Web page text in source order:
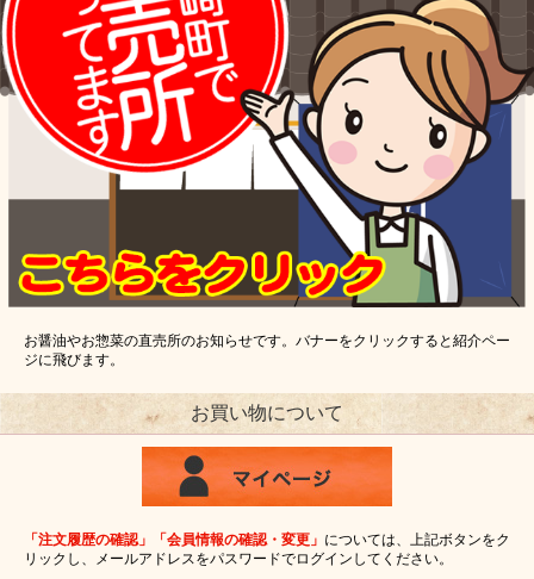
お醤油やお惣菜の直売所のお知らせです。バナーをクリックすると紹介ペー
ジに飛びます。
お買い物について
「注文履歴の確認」「会員情報の確認・変更」 については、上記ボタンをク
リックし、メールアドレスをパスワードでログインしてください。